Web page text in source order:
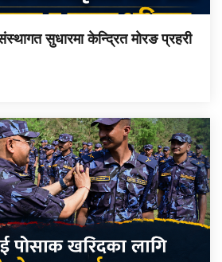
सुधारमा केन्द्रित मोरङ प्रहरी